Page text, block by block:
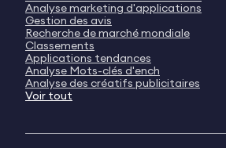
Analyse marketing d'applications
Gestion des avis
Recherche de marché mondiale
Classements
Applications tendances
Analyse Mots-clés d'ench
Analyse des créatifs publicitaires
Voir tout